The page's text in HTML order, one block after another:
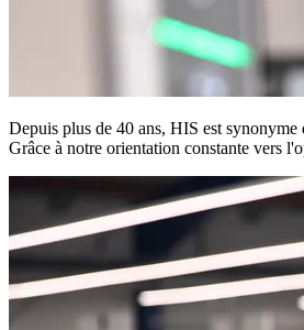
Depuis plus de 40 ans, HIS est synonyme
Grâce à notre orientation constante vers